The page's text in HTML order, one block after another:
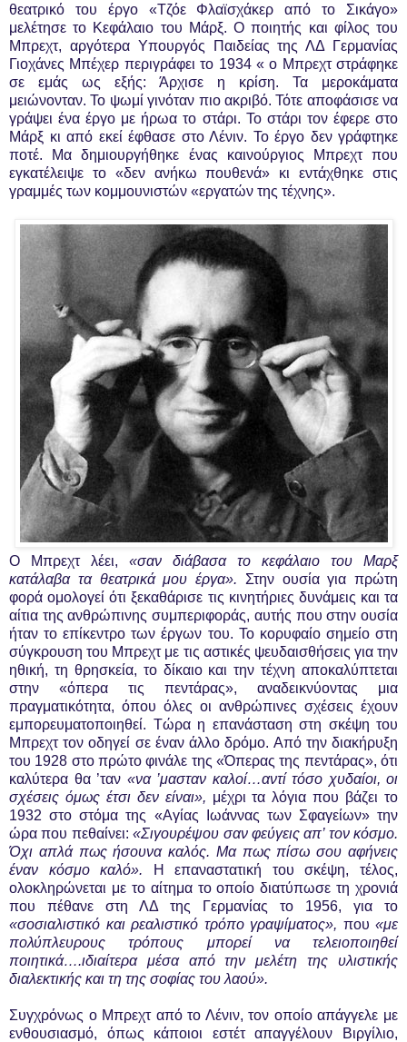
θεατρικό του έργο «Τζόε Φλαϊσχάκερ από το Σικάγο»
μελέτησε το Κεφάλαιο του Μάρξ. Ο ποιητής και φίλος του
Μπρεχτ, αργότερα Υπουργός Παιδείας της ΛΔ Γερμανίας
Γιοχάνες Μπέχερ περιγράφει το 1934 « ο Μπρεχτ στράφηκε
σε εμάς ως εξής: Άρχισε η κρίση. Τα μεροκάματα
μειώνονταν. Το ψωμί γινόταν πιο ακριβό. Τότε αποφάσισε να
γράψει ένα έργο με ήρωα το στάρι. Το στάρι τον έφερε στο
Μάρξ κι από εκεί έφθασε στο Λένιν. Το έργο δεν γράφτηκε
ποτέ. Μα δημιουργήθηκε ένας καινούργιος Μπρεχτ που
εγκατέλειψε το «δεν ανήκω πουθενά» κι εντάχθηκε στις
γραμμές των κομμουνιστών «εργατών της τέχνης».
Ο Μπρεχτ λέει, «σαν διάβασα το κεφάλαιο του Μαρξ
κατάλαβα τα θεατρικά μου έργα». Στην ουσία για πρώτη
φορά ομολογεί ότι ξεκαθάρισε τις κινητήριες δυνάμεις και τα
αίτια της ανθρώπινης συμπεριφοράς, αυτής που στην ουσία
ήταν το επίκεντρο των έργων του. Το κορυφαίο σημείο στη
σύγκρουση του Μπρεχτ με τις αστικές ψευδαισθήσεις για την
ηθική, τη θρησκεία, το δίκαιο και την τέχνη αποκαλύπτεται
στην «όπερα τις πεντάρας», αναδεικνύοντας μια
πραγματικότητα, όπου όλες οι ανθρώπινες σχέσεις έχουν
εμπορευματοποιηθεί. Τώρα η επανάσταση στη σκέψη του
Μπρεχτ τον οδηγεί σε έναν άλλο δρόμο. Από την διακήρυξη
του 1928 στο πρώτο φινάλε της «Όπερας της πεντάρας», ότι
καλύτερα θα ’ταν «να ’μασταν καλοί…αντί τόσο χυδαίοι, οι
σχέσεις όμως έτσι δεν είναι», μέχρι τα λόγια που βάζει το
1932 στο στόμα της «Αγίας Ιωάννας των Σφαγείων» την
ώρα που πεθαίνει:«Σιγουρέψου σαν φεύγεις απ’ τον κόσμο.
Όχι απλά πως ήσουνα καλός. Μα πως πίσω σου αφήνεις
έναν κόσμο καλό». Η επαναστατική του σκέψη, τέλος,
ολοκληρώνεται με το αίτημα το οποίο διατύπωσε τη χρονιά
που πέθανε στη ΛΔ της Γερμανίας το 1956, για το
«σοσιαλιστικό και ρεαλιστικό τρόπο γραψίματος», που «με
πολύπλευρους τρόπους μπορεί να τελειοποιηθεί
ποιητικά….ιδιαίτερα μέσα από την μελέτη της υλιστικής
διαλεκτικής και τη της σοφίας του λαού».
Συγχρόνως ο Μπρεχτ από το Λένιν, τον οποίο απάγγελε με
ενθουσιασμό, όπως κάποιοι εστέτ απαγγέλουν Βιργίλιο,